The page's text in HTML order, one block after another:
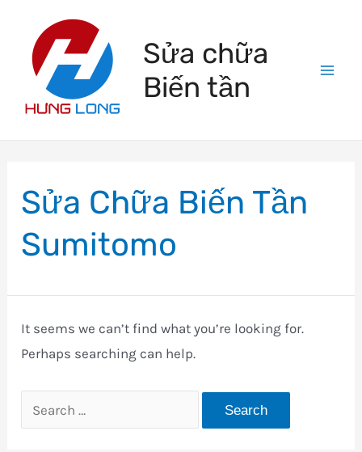
content
Sửa chữa
Biến tần
Sửa Chữa Biến Tần
Sumitomo
It seems we can’t find what you’re looking for.
Perhaps searching can help.
for: